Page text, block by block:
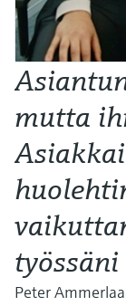
mutta
Peter